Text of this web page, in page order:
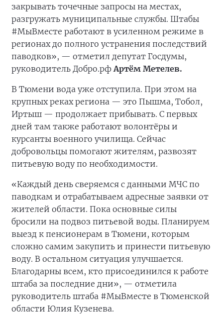
закрывать точечные запросы на местах,
разгружать муниципальные службы. Штабы
#МыВместе работают в усиленном режиме в
регионах до полного устранения последствий
паводков», — отметил депутат Госдумы,
руководитель Добро.рфАртём Метелев.
В Тюмени вода уже отступила. При этом на
крупных реках региона — это Пышма, Тобол,
Иртыш — продолжает прибывать. С первых
дней там также работают волонтёры и
курсанты военного училища. Сейчас
добровольцы помогают жителям, развозят
питьевую воду по необходимости.
«Каждый день сверяемся с данными МЧС по
паводкам и отрабатываем адресные заявки от
жителей области. Пока основные силы
бросили на подвоз питьевой воды. Планируем
выезд к пенсионерам в Тюмени, которым
сложно самим закупить и принести питьевую
воду. В остальном ситуация улучшается.
Благодарны всем, кто присоединился к работе
штаба за последние дни», — отметила
руководитель штаба #МыВместе в Тюменской
области Юлия Кузенева.